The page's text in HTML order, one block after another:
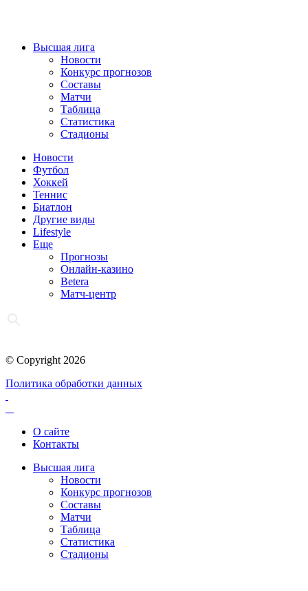
Высшая лига
Новости
Конкурс прогнозов
Составы
Матчи
Таблица
Статистика
Стадионы
Новости
Футбол
Хоккей
Теннис
Биатлон
Другие виды
Lifestyle
Еще
Прогнозы
Онлайн-казино
Betera
Матч-центр
© Copyright 2026
Политика обработки данных
О сайте
Контакты
Высшая лига
Новости
Конкурс прогнозов
Составы
Матчи
Таблица
Статистика
Стадионы